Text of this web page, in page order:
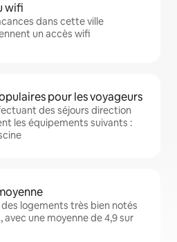
wifi
dans cette ville
un accès wifi
pour les voyageurs
des séjours direction
les équipements suivants :
logements très bien notés
avec une moyenne de 4,9 sur